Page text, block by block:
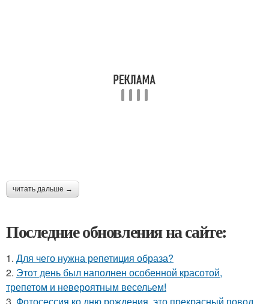
читать дальше →
Последние обновления на сайте:
1. Для чего нужна репетиция образа?
2. Этот день был наполнен особенной красотой,
трепетом и невероятным весельем!